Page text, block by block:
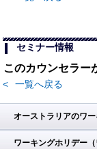
セミナー情報
このカウンセラー
< 一覧へ戻る
オーストラリアのワ
ワーキングホリデー